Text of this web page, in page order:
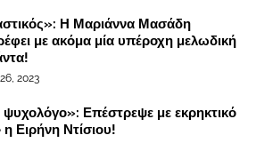
Η Μαριάννα Μασάδη
με ακόμα μία υπέροχη μελωδική
2023
Επέστρεψε με εκρηκτικό
Ειρήνη Ντίσιου!